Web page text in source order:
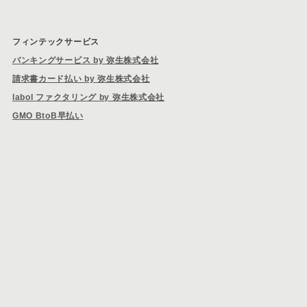
フィンテックサービス
バンキングサービス by 弥生株式会社
請求書カード払い by 弥生株式会社
labol ファクタリング by 弥生株式会社
GMO BtoB早払い